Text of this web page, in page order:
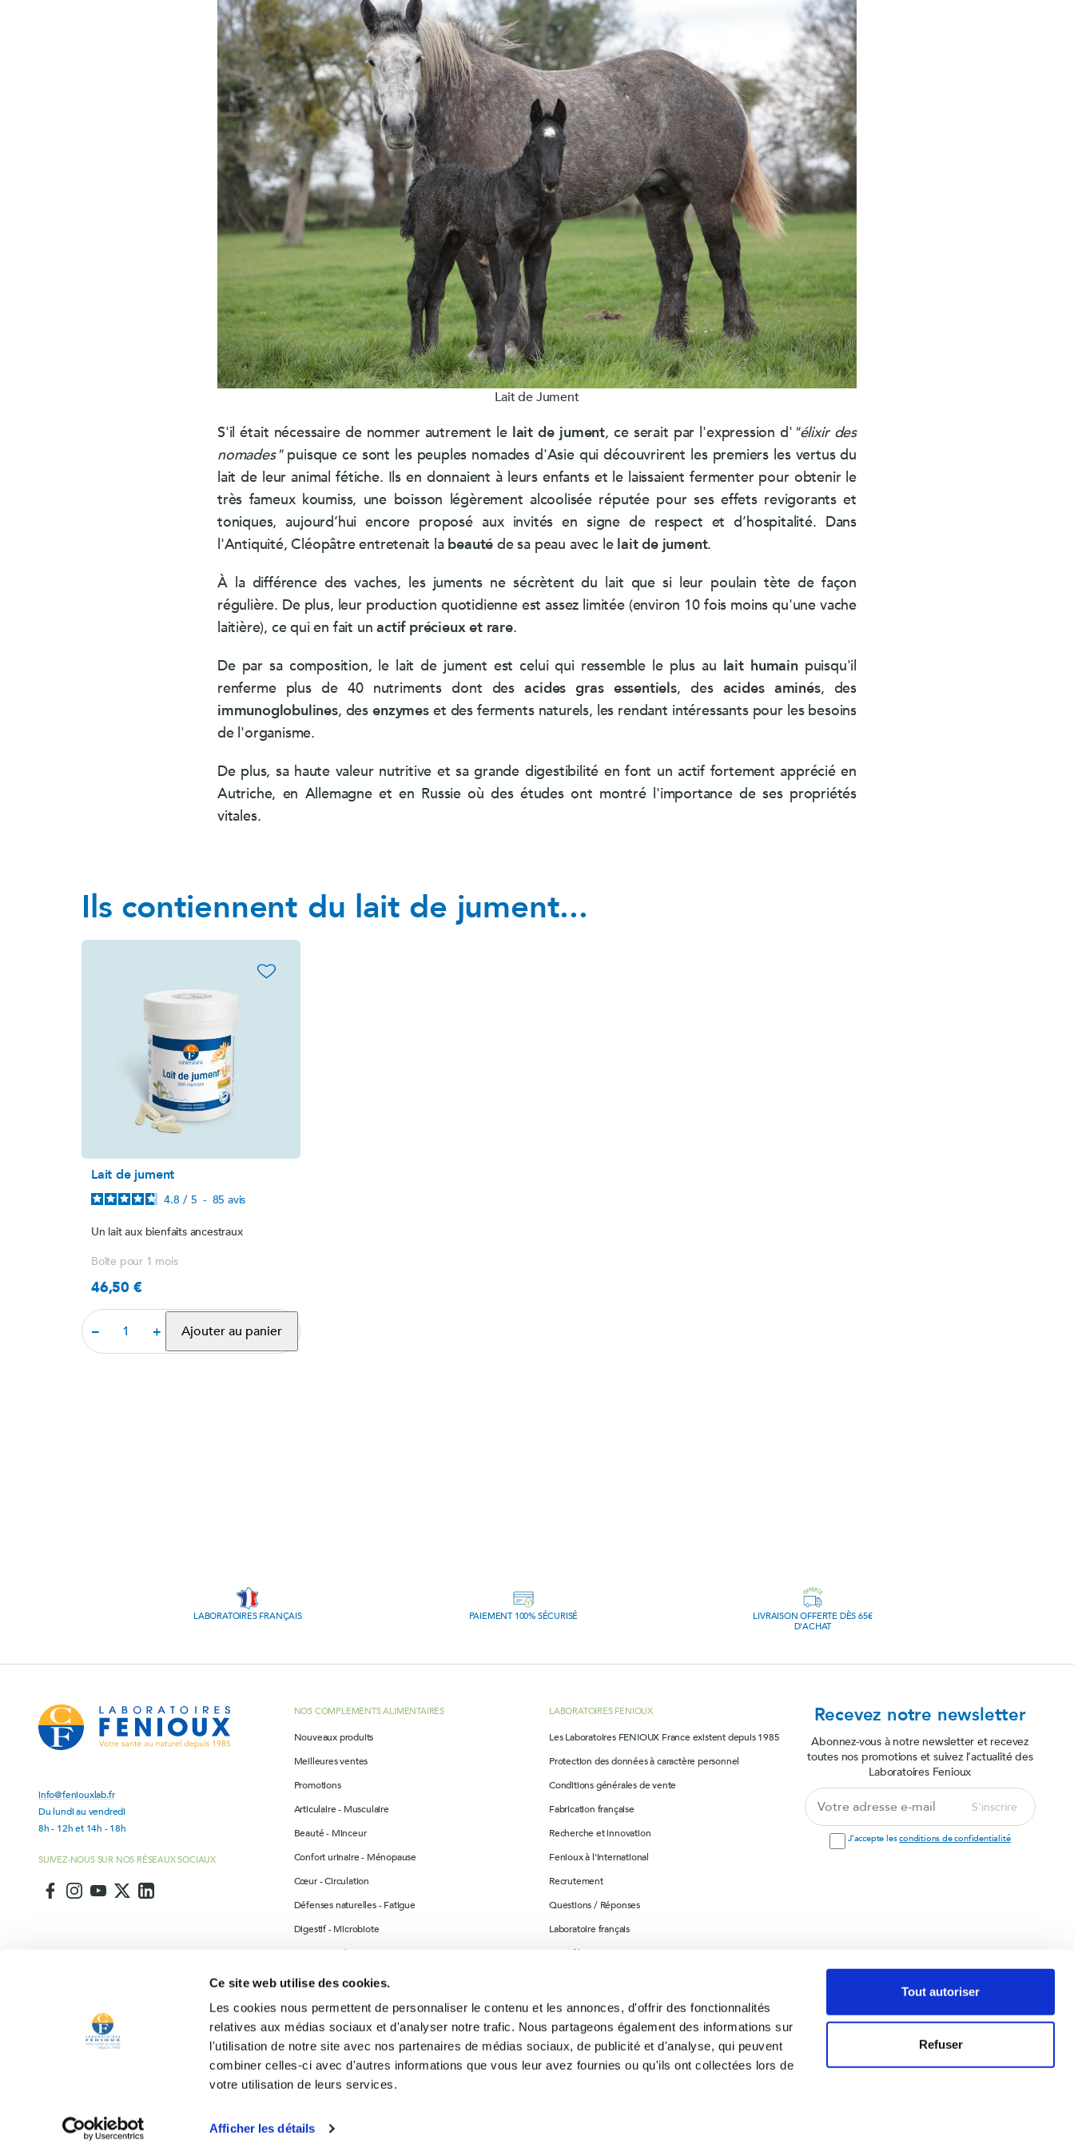
Ce site web utilise des cookies.
Les cookies nous permettent de personnaliser le contenu et les annonces, d'offrir des fonctionnalités
relatives aux médias sociaux et d'analyser notre trafic. Nous partageons également des informations sur
l'utilisation de notre site avec nos partenaires de médias sociaux, de publicité et d'analyse, qui peuvent
combiner celles-ci avec d'autres informations que vous leur avez fournies ou qu'ils ont collectées lors de
votre utilisation de leurs services.
Afficher les détails
Tout autoriser
Refuser
Système nerveux
DOPA Concept
SafraZen®
Trypto B6
Magnésium marin Evolution
Griffonia
Hericium
MéthylSam'Active®
Magnésium marin
Carbonate de magnésium
Oméga 3 fort
Magnésium marin Evolution
Magnésium marin
Stress
B.O. Concept
Bacopa (Bacopa monnieri)
LithoEscholtzia
Rhodiola (Rhodiola rosea)
LithoAubépine
Capacités mentales
B.O. Concept
Gentiane forte
Gentiane Mélisse
MemoConcept®
MemoConcept® (lot)
LithoGinkgo
MemoConcept®
MemoConcept® (lot)
Gentiane forte
Gentiane Mélisse
Adaptaforme®
Rhodiola (Rhodiola rosea)
Pack
Sommeil
LithoGinkgo
Lait de Jument
S'il était nécessaire de nommer autrement le lait de jument, ce serait par l'expression d' "élixir des
nomades"puisque ce sont les peuples nomades d'Asie qui découvrirent les premiers les vertus du
lait de leur animal fétiche. Ils en donnaient à leurs enfants et le laissaient fermenter pour obtenir le
très fameux koumiss, une boisson légèrement alcoolisée réputée pour ses effets revigorants et
toniques, aujourd’hui encore proposé aux invités en signe de respect et d’hospitalité. Dans
l'Antiquité, Cléopâtre entretenait la beauté de sa peau avec le lait de jument.
À la différence des vaches, les juments ne sécrètent du lait que si leur poulain tète de façon
régulière. De plus, leur production quotidienne est assez limitée (environ 10 fois moins qu'une vache
laitière), ce qui en fait unactif précieux et rare.
De par sa composition, le lait de jument est celui qui ressemble le plus au lait humainpuisqu'il
renferme plus de 40 nutriments dont desacides gras essentiels, des acides aminés, des
immunoglobulines, desenzymeset des ferments naturels, les rendant intéressants pour les besoins
de l'organisme.
De plus, sa haute valeur nutritive et sa grande digestibilité en font un actif fortement apprécié en
Autriche, en Allemagne et en Russie où des études ont montré l'importance de ses propriétés
vitales.
Ils contiennent du lait de jument...
favorite_border
Lait de jument
4.8 / 5 - 85avis
Un lait aux bienfaits ancestraux
Boîte pour 1 mois
Prix
46,50 €
− + Ajouter au panier
LABORATOIRES FRANÇAIS PAIEMENT 100% SÉCURISÉ
LIVRAISON OFFERTE DÈS 65€
D'ACHAT
info@feniouxlab.fr
Du lundi au vendredi
8h - 12h et 14h - 18h
SUIVEZ-NOUS SUR NOS RÉSEAUX SOCIAUX
NOS COMPLEMENTS ALIMENTAIRES
Nouveaux produits
Meilleures ventes
Promotions
Articulaire - Musculaire
Beauté - Minceur
Confort urinaire - Ménopause
Cœur - Circulation
Défenses naturelles - Fatigue
Digestif - Microbiote
Drainage - Elimination
Les incontournables
Produits divers
Sommeil - Sérénité
LABORATOIRES FENIOUX
Les Laboratoires FENIOUX France existent depuis 1985
Protection des données à caractère personnel
Conditions générales de vente
Fabrication française
Recherche et innovation
Fenioux à l'international
Recrutement
Questions / Réponses
Laboratoire français
Contrôle & suivi
Contactez-nous
Plan du site
Magasins
Recevez notre newsletter
Abonnez-vous à notre newsletter et recevez
toutes nos promotions et suivez l’actualité des
Laboratoires Fenioux
adresse
e-
mail
S'inscrire
J'accepte lesconditions de confidentialité
SITES PARTENAIRES DES LABORATOIRES FENIOUXFenioux MultiSports
© 2026 Laboratoires Fenioux